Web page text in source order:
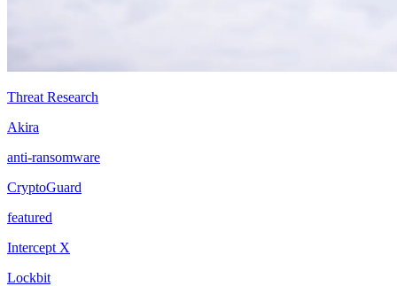
Threat Research
Akira
anti-ransomware
CryptoGuard
featured
Intercept X
Lockbit